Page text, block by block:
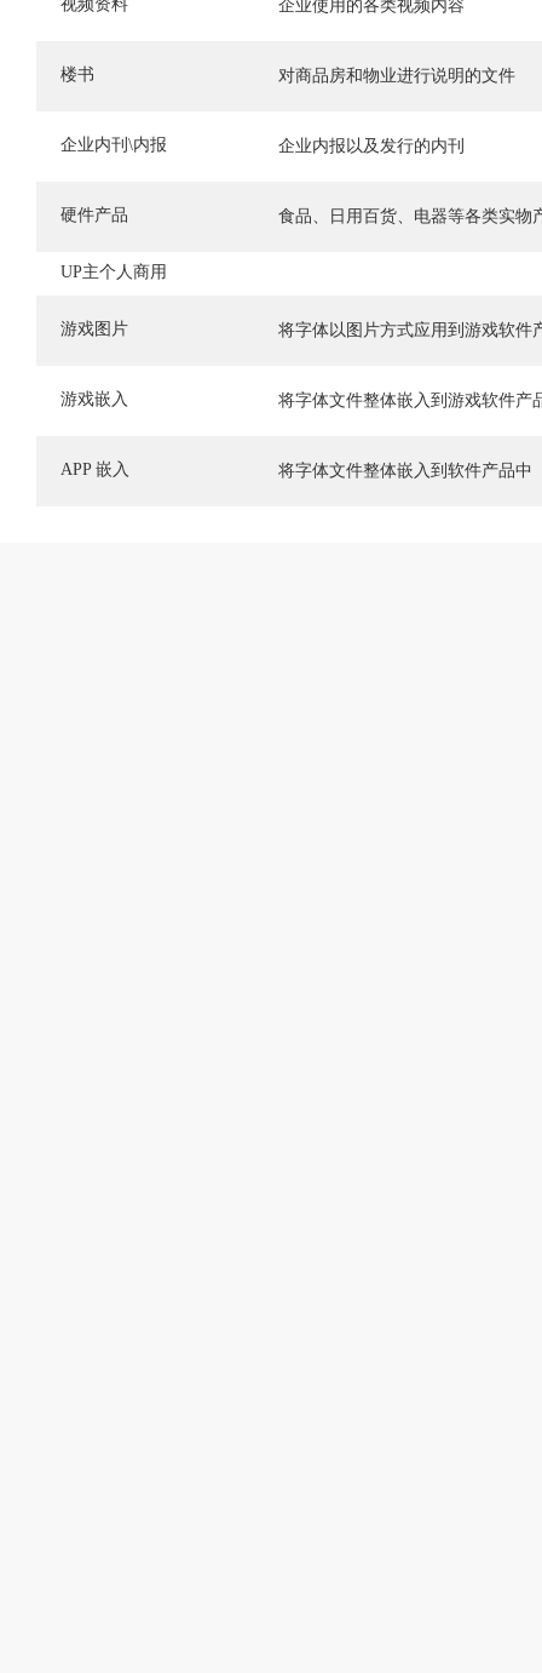
视频资料 企业使用的各类视频内容
楼书 对商品房和物业进行说明的文件
企业内刊\内报 企业内报以及发行的内刊
硬件产品 食品、日用百货、电器等各类实物
UP主个人商用
游戏图片 将字体以图片方式应用到游戏软件
游戏嵌入 将字体文件整体嵌入到游戏软件产
APP 嵌入 将字体文件整体嵌入到软件产品中